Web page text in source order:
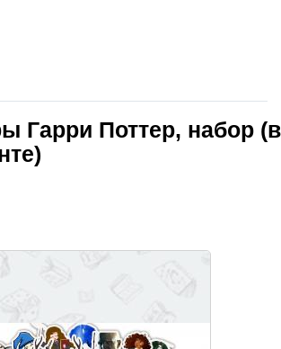
Гарри Поттер, набор (в